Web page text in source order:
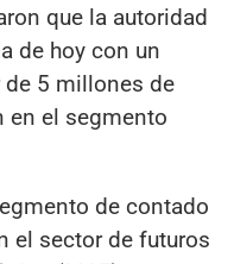
que la autoridad
de hoy con un
5 millones de
en el segmento
de contado
el sector de futuros